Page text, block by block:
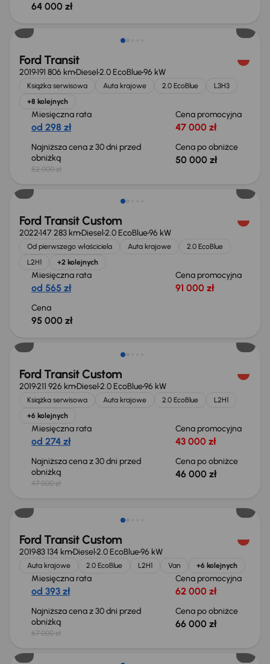
64 000 zł
Taniej o 2 000 zł
Ford Transit
2019191 806 kmDiesel2.0 EcoBlue96 kW
Książka serwisowa Auta krajowe 2.0 EcoBlue
L3H3
+8 kolejnych
Miesięczna rata
od 298 zł
Cena promocyjna
47 000 zł
Najniższa cena z 30 dni przed
obniżką
52 000 zł
Cena po obniżce
50 000 zł
Świeżo skupione
Ford Transit Custom
2022147 283 kmDiesel2.0 EcoBlue96 kW
Od pierwszego właściciela Auta krajowe
2.0 EcoBlue
L2H1
+2 kolejnych
Miesięczna rata
od 565 zł
Cena promocyjna
91 000 zł
Cena
95 000 zł
Taniej o 1 000 zł
Ford Transit Custom
2019211 926 kmDiesel2.0 EcoBlue96 kW
Książka serwisowa Auta krajowe 2.0 EcoBlue
L2H1
+6 kolejnych
Miesięczna rata
od 274 zł
Cena promocyjna
43 000 zł
Najniższa cena z 30 dni przed
obniżką
47 000 zł
Cena po obniżce
46 000 zł
Ford Transit Custom
201983 134 kmDiesel2.0 EcoBlue96 kW
Auta krajowe 2.0 EcoBlue L2H1 Van +6 kolejnych
Miesięczna rata
od 393 zł
Cena promocyjna
62 000 zł
Najniższa cena z 30 dni przed
obniżką
67 000 zł
Cena po obniżce
66 000 zł
Taniej o 1 000 zł